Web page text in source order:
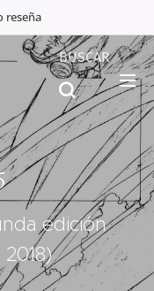
reseña
BUSCAR
edición